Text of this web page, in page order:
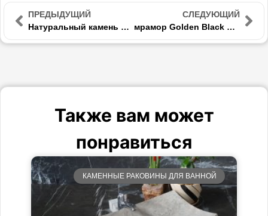
ПРЕДЫДУЩИЙ
Натуральный камень или искусственный камень — отличие натурального камня от искусственного
СЛЕДУЮЩИЙ
мрамор Golden Black — прочный декоративный камень для интерьеров
Также вам может
понравиться
КАМЕННЫЕ РАКОВИНЫ ДЛЯ ВАННОЙ